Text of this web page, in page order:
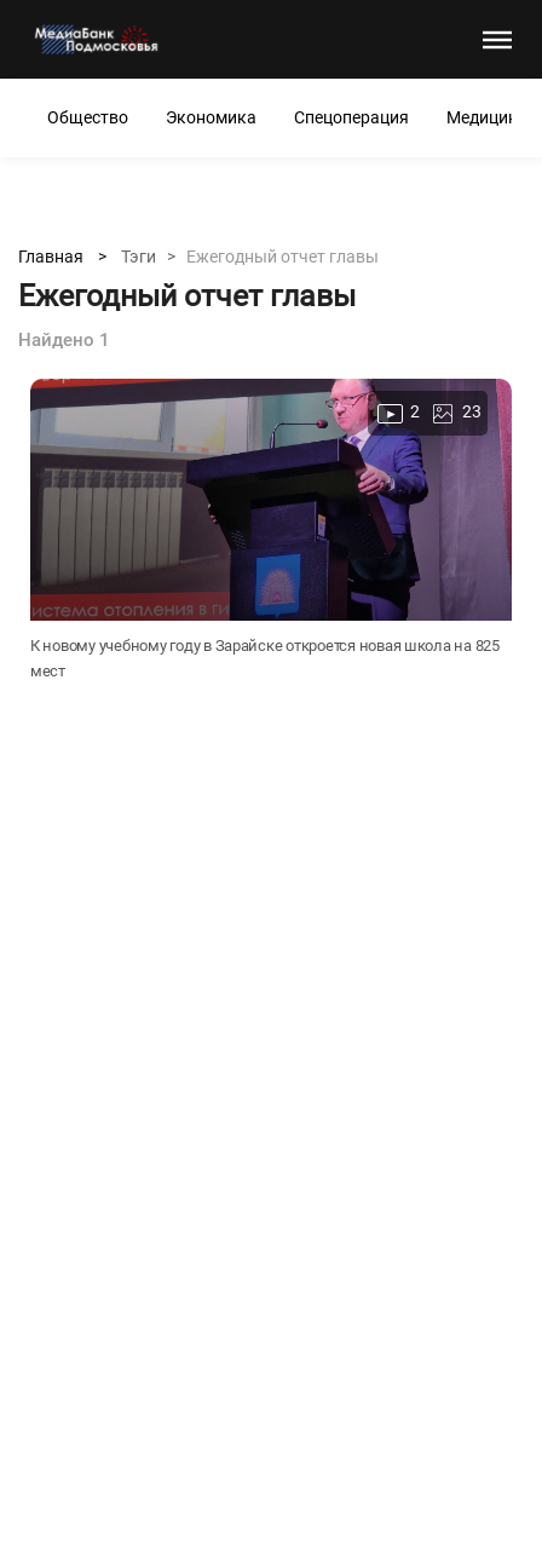
Общество Экономика Спецоперация Медицина
Главная > Тэги > Ежегодный отчет главы
Ежегодный отчет главы
Найдено 1
2 23
К новому учебному году в Зарайске откроется новая школа на 825
мест